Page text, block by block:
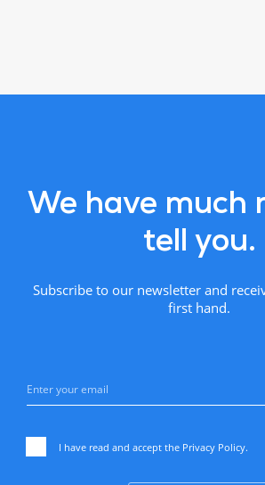
We have much
tell you.
Subscribe to our newsletter and
first hand.
I have read and accept the Privacy Policy.